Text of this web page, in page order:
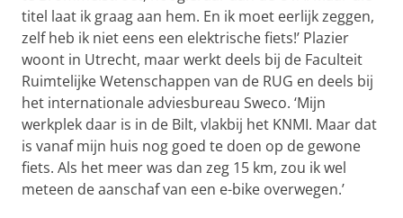
titel laat ik graag aan hem. En ik moet eerlijk zeggen,
zelf heb ik niet eens een elektrische fiets!’ Plazier
woont in Utrecht, maar werkt deels bij de Faculteit
Ruimtelijke Wetenschappen van de RUG en deels bij
het internationale adviesbureau Sweco. ‘Mijn
werkplek daar is in de Bilt, vlakbij het KNMI. Maar dat
is vanaf mijn huis nog goed te doen op de gewone
fiets. Als het meer was dan zeg 15 km, zou ik wel
meteen de aanschaf van een e-bike overwegen.’